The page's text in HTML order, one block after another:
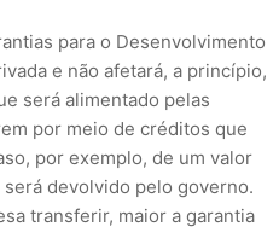
para o Desenvolvimento
e não afetará, a princípio,
será alimentado pelas
por meio de créditos que
por exemplo, de um valor
devolvido pelo governo.
transferir, maior a garantia